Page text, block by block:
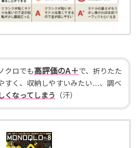
クロでも高評価のA＋で、折りたた
すく、収納しやすいみたい…、調べ
くなってしまう （汗）